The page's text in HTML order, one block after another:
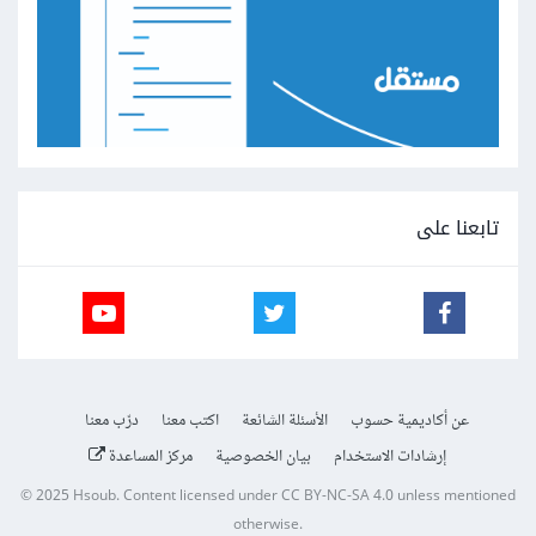
تابعنا على
عن أكاديمية حسوب الأسئلة الشائعة اكتب معنا
درّب معنا
إرشادات الاستخدام
بيان الخصوصية مركز المساعدة
© 2025Hsoub.Content licensed underCC BY-NC-SA 4.0unless mentioned
otherwise.